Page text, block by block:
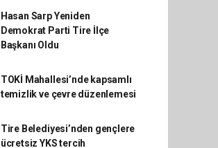
Hasan Sarp Yeniden
Demokrat Parti Tire İlçe
Başkanı Oldu
TOKİ Mahallesi’nde kapsamlı
temizlik ve çevre düzenlemesi
Tire Belediyesi’nden gençlere
ücretsiz YKS tercih